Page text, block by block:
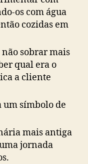
os com água
cozidas em
sobrar mais
qual era o
a cliente
um símbolo de
mais antiga
jornada